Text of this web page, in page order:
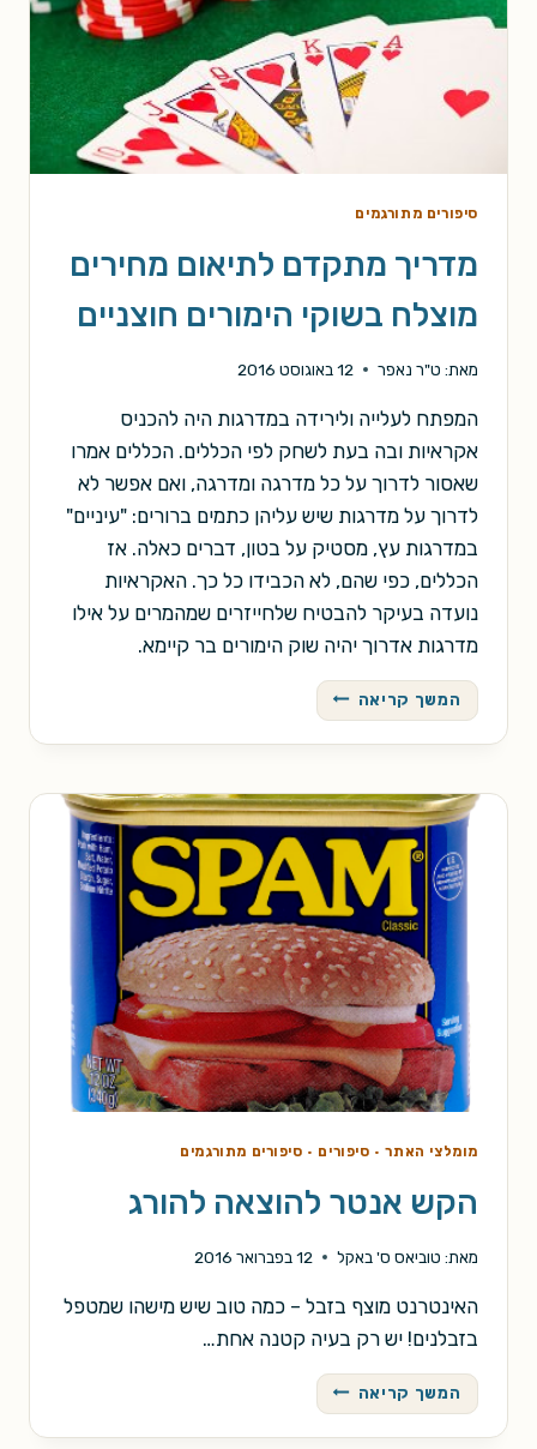
סיפורים מתורגמים
מדריך מתקדם לתיאום מחירים
מוצלח בשוקי הימורים חוצניים
מאת: ט"ר נאפר 12 באוגוסט 2016
המפתח לעלייה ולירידה במדרגות היה להכניס
אקראיות ובה בעת לשחק לפי הכללים. הכללים אמרו
שאסור לדרוך על כל מדרגה ומדרגה, ואם אפשר לא
לדרוך על מדרגות שיש עליהן כתמים ברורים: "עיניים"
במדרגות עץ, מסטיק על בטון, דברים כאלה. אז
הכללים, כפי שהם, לא הכבידו כל כך. האקראיות
נועדה בעיקר להבטיח שלחייזרים שמהמרים על אילו
מדרגות אדרוך יהיה שוק הימורים בר קיימא.
המשך קריאה מדריך
מתקדם
לתיאום
מוצלח
בשוקי
הימורים
חוצניים
מומלצי האתר· סיפורים · סיפורים מתורגמים
הקש אנטר להוצאה להורג
מאת: טוביאס ס' באקל 12 בפברואר 2016
האינטרנט מוצף בזבל – כמה טוב שיש מישהו שמטפל
בזבלנים! יש רק בעיה קטנה אחת…
המשך קריאה הקש
אנטר
להוצאה